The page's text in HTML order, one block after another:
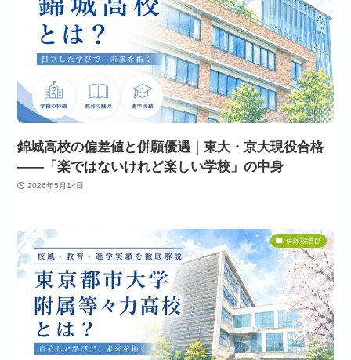
錦城高校の偏差値と併願優遇｜東大・京大現役合格
——「楽ではないけれど楽しい学校」の中身
2026年5月14日
併願校選び